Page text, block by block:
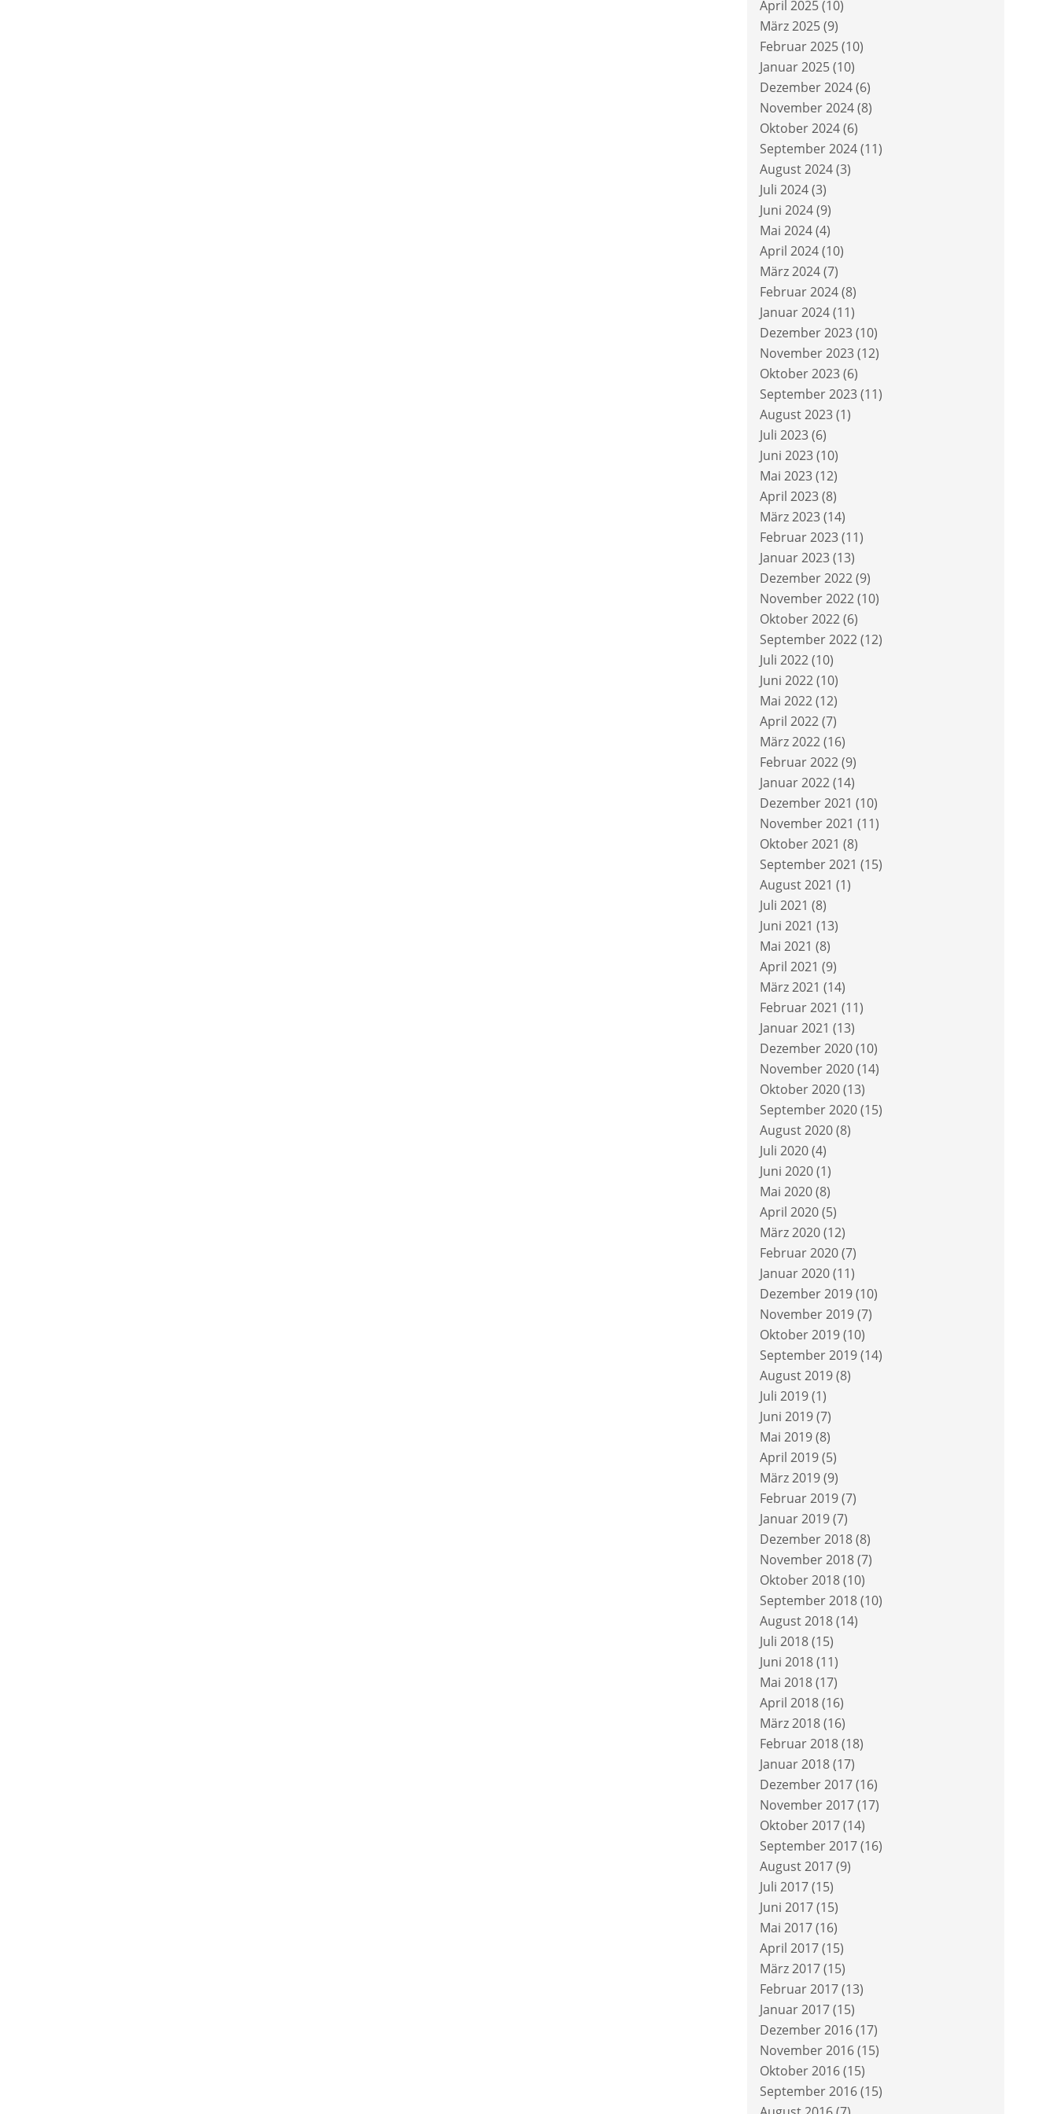
April 2025(10)
März 2025(9)
Februar 2025(10)
Januar 2025(10)
Dezember 2024(6)
November 2024(8)
Oktober 2024(6)
September 2024(11)
August 2024(3)
Juli 2024(3)
Juni 2024(9)
Mai 2024(4)
April 2024(10)
März 2024(7)
Februar 2024(8)
Januar 2024(11)
Dezember 2023(10)
November 2023(12)
Oktober 2023(6)
September 2023(11)
August 2023(1)
Juli 2023(6)
Juni 2023(10)
Mai 2023(12)
April 2023(8)
März 2023(14)
Februar 2023(11)
Januar 2023(13)
Dezember 2022(9)
November 2022(10)
Oktober 2022(6)
September 2022(12)
Juli 2022(10)
Juni 2022(10)
Mai 2022(12)
April 2022(7)
März 2022(16)
Februar 2022(9)
Januar 2022(14)
Dezember 2021 (10)
November 2021 (11)
Oktober 2021 (8)
September 2021 (15)
August 2021 (1)
Juli 2021 (8)
Juni 2021 (13)
Mai 2021 (8)
April 2021 (9)
März 2021 (14)
Februar 2021 (11)
Januar 2021 (13)
Dezember 2020(10)
November 2020(14)
Oktober 2020(13)
September 2020(15)
August 2020(8)
Juli 2020(4)
Juni 2020(1)
Mai 2020(8)
April 2020(5)
März 2020(12)
Februar 2020(7)
Januar 2020(11)
Dezember 2019(10)
November 2019(7)
Oktober 2019(10)
September 2019(14)
August 2019(8)
Juli 2019(1)
Juni 2019(7)
Mai 2019(8)
April 2019(5)
März 2019(9)
Februar 2019(7)
Januar 2019(7)
Dezember 2018(8)
November 2018(7)
Oktober 2018(10)
September 2018(10)
August 2018(14)
Juli 2018(15)
Juni 2018(11)
Mai 2018(17)
April 2018(16)
März 2018(16)
Februar 2018(18)
Januar 2018(17)
Dezember 2017(16)
November 2017(17)
Oktober 2017(14)
September 2017(16)
August 2017(9)
Juli 2017(15)
Juni 2017(15)
Mai 2017(16)
April 2017(15)
März 2017(15)
Februar 2017(13)
Januar 2017(15)
Dezember 2016(17)
November 2016(15)
Oktober 2016(15)
September 2016(15)